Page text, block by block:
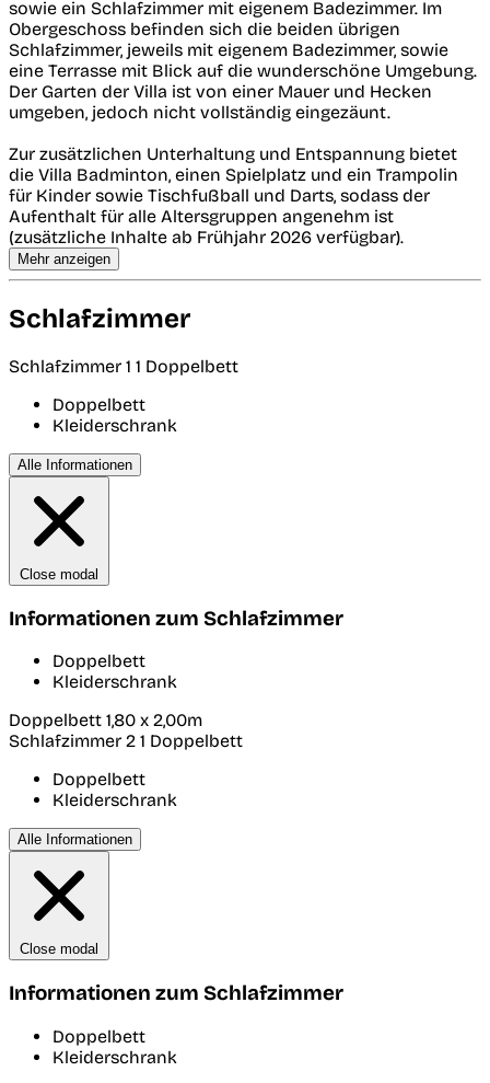
sowie ein Schlafzimmer mit eigenem Badezimmer. Im
Obergeschoss befinden sich die beiden übrigen
Schlafzimmer, jeweils mit eigenem Badezimmer, sowie
eine Terrasse mit Blick auf die wunderschöne Umgebung.
Der Garten der Villa ist von einer Mauer und Hecken
umgeben, jedoch nicht vollständig eingezäunt.
Zur zusätzlichen Unterhaltung und Entspannung bietet
die Villa Badminton, einen Spielplatz und ein Trampolin
für Kinder sowie Tischfußball und Darts, sodass der
Aufenthalt für alle Altersgruppen angenehm ist
(zusätzliche Inhalte ab Frühjahr 2026 verfügbar).
Mehr anzeigen
Schlafzimmer
Schlafzimmer 1 1 Doppelbett
Doppelbett
Kleiderschrank
Alle Informationen
Close modal
Informationen zum Schlafzimmer
Doppelbett
Kleiderschrank
Doppelbett 1,80 x 2,00m
Schlafzimmer 2 1 Doppelbett
Doppelbett
Kleiderschrank
Alle Informationen
Close modal
Informationen zum Schlafzimmer
Doppelbett
Kleiderschrank